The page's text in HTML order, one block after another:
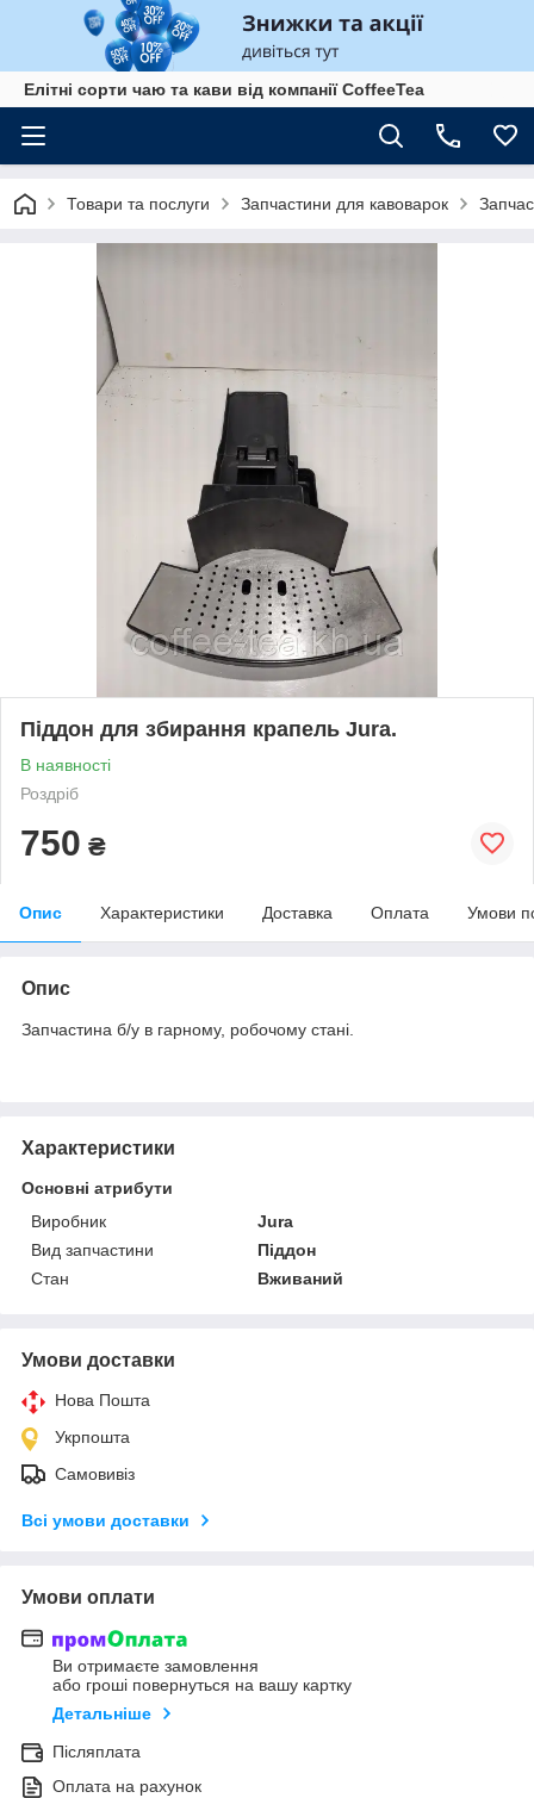
Елітні сорти чаю та кави від компанії CoffeeTea
Товари та послуги Запчастини для кавоварок
Піддон для збирання крапель Jura.
В наявності
Роздріб
750 ₴
Опис Характеристики Доставка Оплата Умови
Опис
Запчастина б/у в гарному, робочому стані.
Характеристики
Основні атрибути
Виробник
Jura
Вид запчастини
Піддон
Стан
Вживаний
Умови доставки
Нова Пошта
Укрпошта
Самовивіз
Всі умови доставки
Умови оплати
Ви отримаєте замовлення
або гроші повернуться на вашу картку
Детальніше
Післяплата
Оплата на рахунок